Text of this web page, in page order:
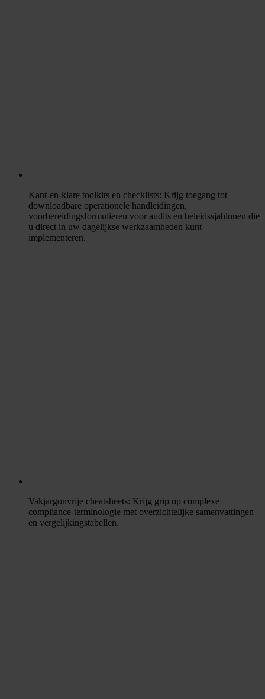
Kant-en-klare toolkits en checklists: Krijg toegang tot
downloadbare operationele handleidingen,
voorbereidingsformulieren voor audits en beleidssjablonen die
u direct in uw dagelijkse werkzaamheden kunt
implementeren.
Vakjargonvrije cheatsheets: Krijg grip op complexe
compliance-terminologie met overzichtelijke samenvattingen
en vergelijkingstabellen.